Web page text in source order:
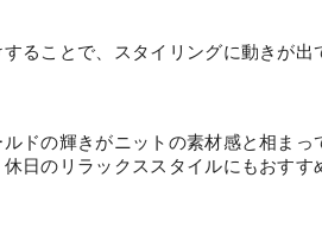
ることで、スタイリングに動きが
ドの輝きがニットの素材感と相まっ
日のリラックススタイルにもおすす